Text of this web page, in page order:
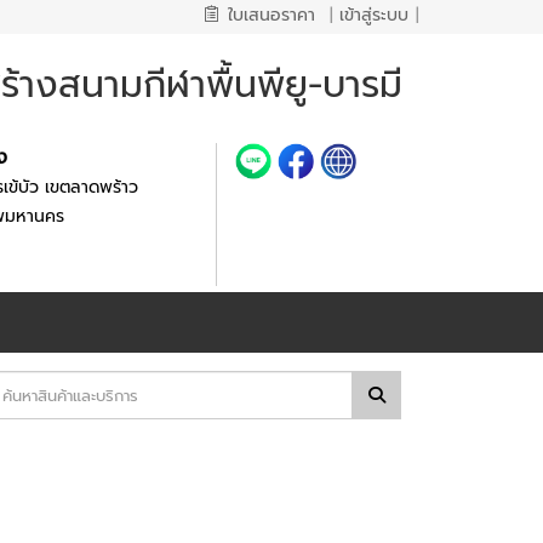
ใบเสนอราคา | เข้าสู่ระบบ |
างสนามกีฬาพื้นพียู-บารมี
ข้บัว เขตลาดพร้าว
หานคร